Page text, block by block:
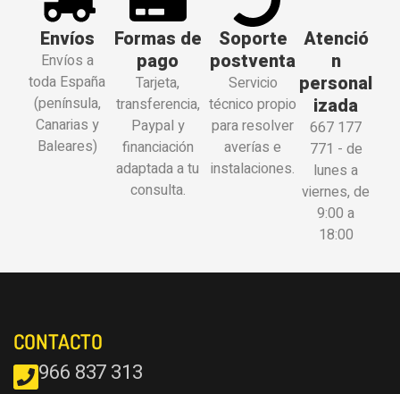
Envíos
Envíos a
toda España
(península,
Canarias y
Baleares)
Formas de
pago
Tarjeta,
transferencia,
Paypal y
financiación
adaptada a tu
consulta.
Soporte
postventa
Servicio
técnico propio
para resolver
averías e
instalaciones.
Atenció
n
personal
izada
667 177
771 - de
lunes a
viernes, de
9:00 a
18:00
CONTACTO
966 837 313